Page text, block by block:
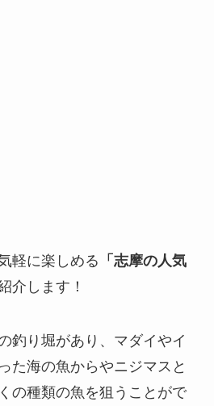
軽に楽しめる 「志摩の人気
介します！
釣り堀があり、マダイやイ
た海の魚からやニジマスと
の種類の魚を狙うことがで